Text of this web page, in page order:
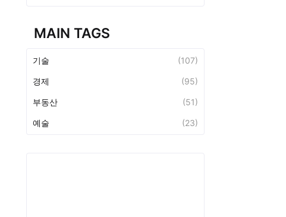
MAIN TAGS
기술 (107)
경제 (95)
부동산 (51)
예술 (23)